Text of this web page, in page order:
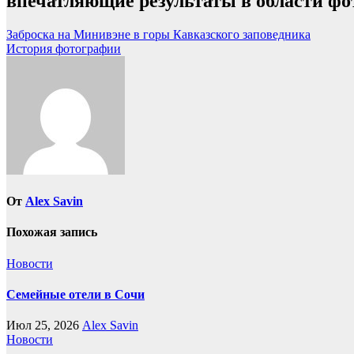
Навигация
по
Заброска на Минивэне в горы Кавказского заповедника
История фотографии
От Alex Savin
Похожая запись
Новости
Семейные отели в Сочи
Июл 25, 2026 Alex Savin
Новости